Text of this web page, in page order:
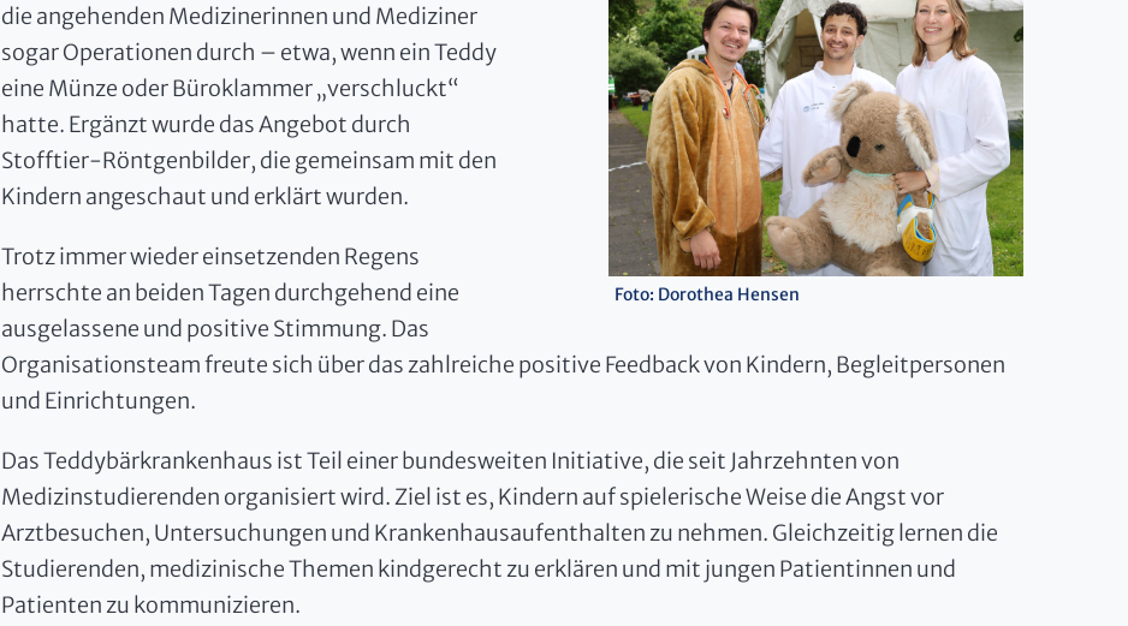
Foto: Dorothea Hensen
die angehenden Medizinerinnen und Mediziner
sogar Operationen durch – etwa, wenn ein Teddy
eine Münze oder Büroklammer „verschluckt“
hatte. Ergänzt wurde das Angebot durch
Stofftier-Röntgenbilder, die gemeinsam mit den
Kindern angeschaut und erklärt wurden.
Trotz immer wieder einsetzenden Regens
herrschte an beiden Tagen durchgehend eine
ausgelassene und positive Stimmung. Das
Organisationsteam freute sich über das zahlreiche positive Feedback von Kindern, Begleitpersonen
und Einrichtungen.
Das Teddybärkrankenhaus ist Teil einer bundesweiten Initiative, die seit Jahrzehnten von
Medizinstudierenden organisiert wird. Ziel ist es, Kindern auf spielerische Weise die Angst vor
Arztbesuchen, Untersuchungen und Krankenhausaufenthalten zu nehmen. Gleichzeitig lernen die
Studierenden, medizinische Themen kindgerecht zu erklären und mit jungen Patientinnen und
Patienten zu kommunizieren.